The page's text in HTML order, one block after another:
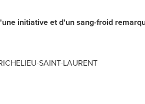
initiative et d'un sang-froid
-SAINT-LAURENT